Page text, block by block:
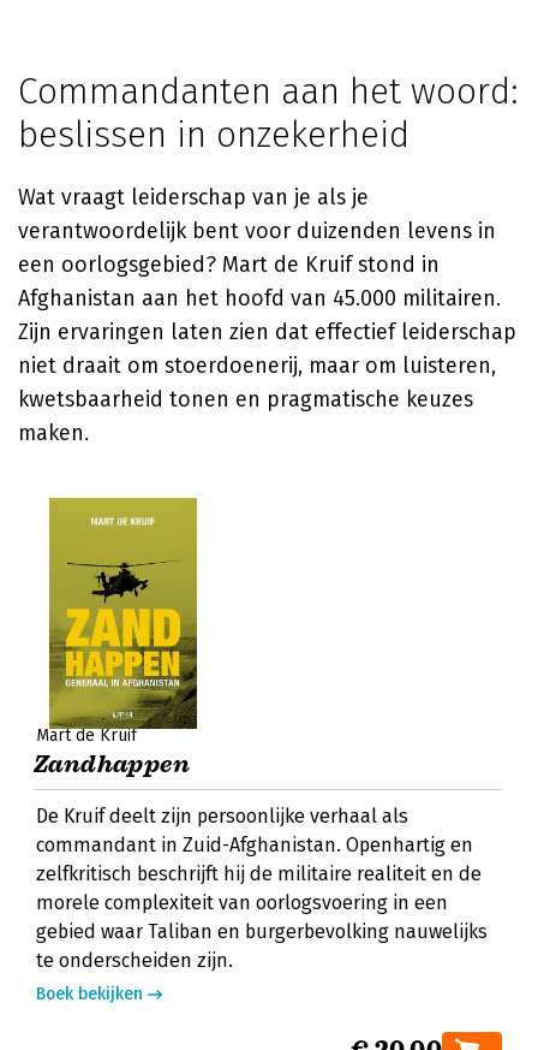
Commandanten aan het woord:
beslissen in onzekerheid
Wat vraagt leiderschap van je als je
verantwoordelijk bent voor duizenden levens in
een oorlogsgebied? Mart de Kruif stond in
Afghanistan aan het hoofd van 45.000 militairen.
Zijn ervaringen laten zien dat effectief leiderschap
niet draait om stoerdoenerij, maar om luisteren,
kwetsbaarheid tonen en pragmatische keuzes
maken.
Mart de Kruif
Zandhappen
De Kruif deelt zijn persoonlijke verhaal als
commandant in Zuid-Afghanistan. Openhartig en
zelfkritisch beschrijft hij de militaire realiteit en de
morele complexiteit van oorlogsvoering in een
gebied waar Taliban en burgerbevolking nauwelijks
te onderscheiden zijn.
Boek bekijken